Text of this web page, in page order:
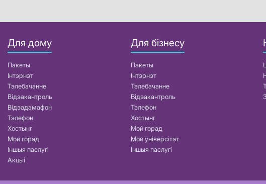
Для дому
Пакеты
Інтэрнэт
Тэлебачанне
Відэакантроль
Відэадамафон
Тэлефон
Хостынг
Мой горад
Іншыя паслугі
Акцыі
Для бізнесу
Пакеты
Інтэрнэт
Тэлебачанне
Відэакантроль
Тэлефон
Хостынг
Мой горад
Мой універсітэт
Іншыя паслугі